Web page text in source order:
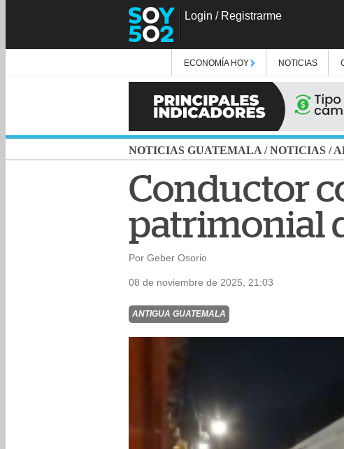
Login / Registrarme
ECONOMÍA HOY NOTICIAS
NOTICIAS GUATEMALA /NOTICIAS /
Conductor
patrimonial
Por Geber Osorio
08 de noviembre de 2025, 21:03
ANTIGUA GUATEMALA